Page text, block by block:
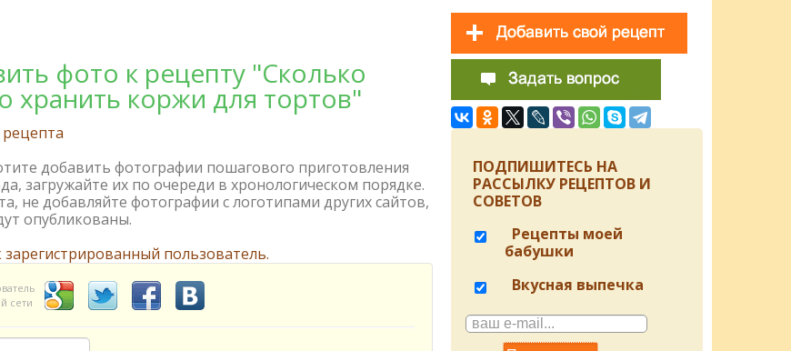
фото к рецепту "Сколько
хранить коржи для тортов"
добавить фотографии пошагового приготовления
загружайте их по очереди в хронологическом порядке.
не добавляйте фотографии с логотипами других сайтов,
опубликованы.
зарегистрированный пользователь.
сети
ПОДПИШИТЕСЬ НА
РАССЫЛКУ РЕЦЕПТОВ И
СОВЕТОВ
Рецепты моей
бабушки
Вкусная выпечка